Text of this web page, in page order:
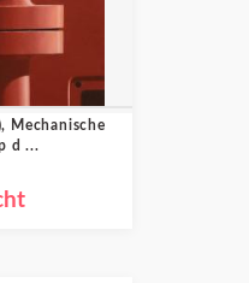
Mechanische
d ...